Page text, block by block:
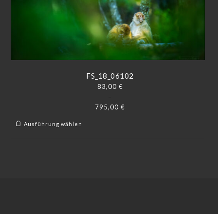
FS_18_06102
83,00 €
–
795,00 €
Ausführung wählen